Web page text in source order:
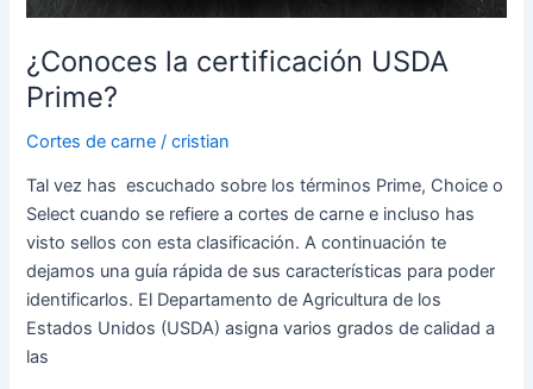
¿Conoces la certificación USDA
Prime?
Cortes de carne /cristian
Tal vez has escuchado sobre los términos Prime, Choice o
Select cuando se refiere a cortes de carne e incluso has
visto sellos con esta clasificación. A continuación te
dejamos una guía rápida de sus características para poder
identificarlos. El Departamento de Agricultura de los
Estados Unidos (USDA) asigna varios grados de calidad a
las